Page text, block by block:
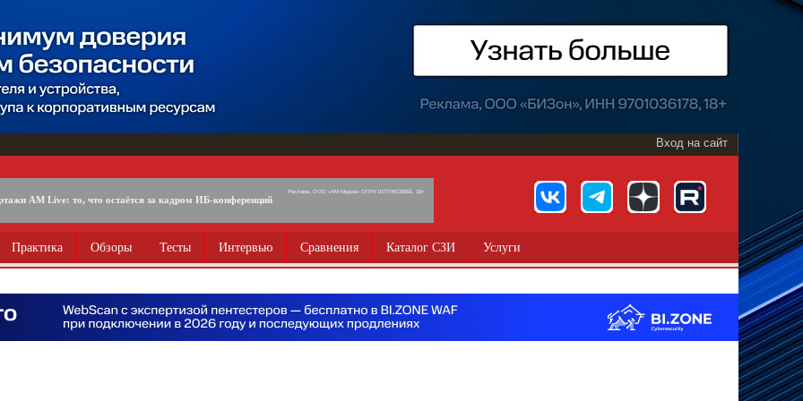
Вход на сайт
AM Live: то, что остаётся за кадром ИБ-конференций
Реклама. ООО «АМ Медиа» ОГРН 1077746725891, 18+
Практика Обзоры Тесты Интервью Сравнения Каталог СЗИ Услуги